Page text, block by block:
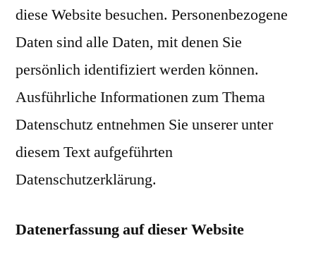
diese Website besuchen. Personenbezogene
Daten sind alle Daten, mit denen Sie
persönlich identifiziert werden können.
Ausführliche Informationen zum Thema
Datenschutz entnehmen Sie unserer unter
diesem Text aufgeführten
Datenschutzerklärung.
Datenerfassung auf dieser Website